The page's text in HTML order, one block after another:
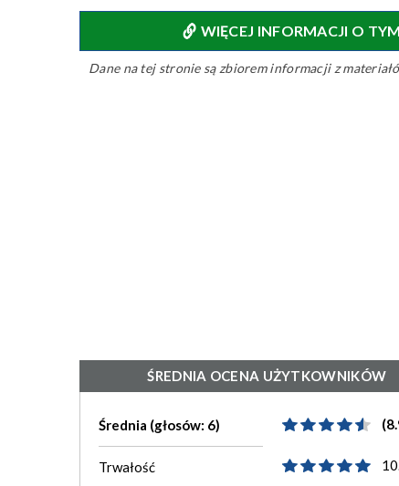
WIĘCEJ INFORMACJI O
Dane na tej stronie są zbiorem informacji z
ŚREDNIA OCENA UŻYTKOWNIKÓW
Średnia (głosów: 6)
Trwałość